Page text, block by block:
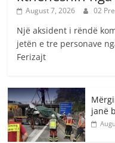
August 7, 2026 02
Një aksident i rëndë
jetën e tre personave
Ferizajt
janë